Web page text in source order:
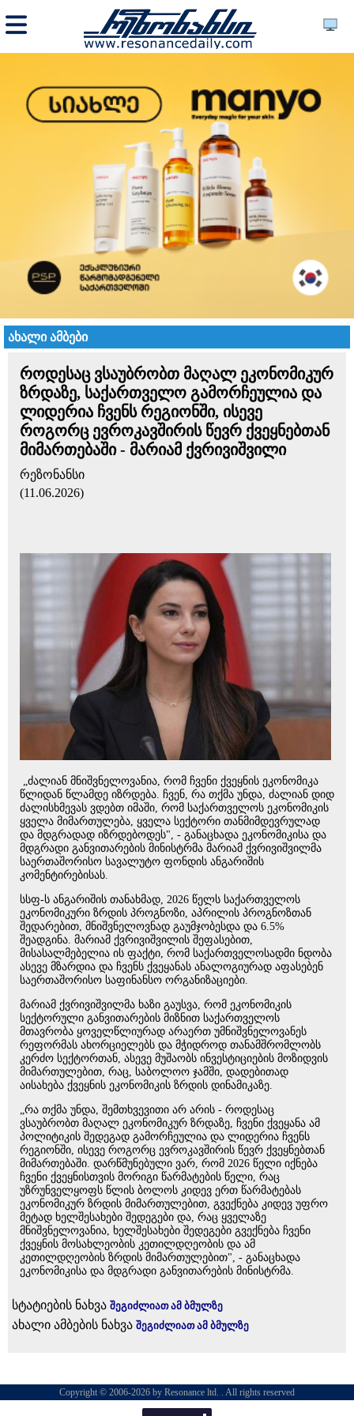
ახალი ამბები
როდესაც ვსაუბრობთ მაღალ ეკონომიკურ
ზრდაზე, საქართველო გამორჩეულია და
ლიდერია ჩვენს რეგიონში, ისევე
როგორც ევროკავშირის წევრ ქვეყნებთან
მიმართებაში - მარიამ ქვრივიშვილი
რეზონანსი
(11.06.2026)
„ძალიან მნიშვნელოვანია, რომ ჩვენი ქვეყნის ეკონომიკა
წლიდან წლამდე იზრდება. ჩვენ, რა თქმა უნდა, ძალიან დიდ
ძალისხმევას ვდებთ იმაში, რომ საქართველოს ეკონომიკის
ყველა მიმართულება, ყველა სექტორი თანმიმდევრულად
და მდგრადად იზრდებოდეს", - განაცხადა ეკონომიკისა და
მდგრადი განვითარების მინისტრმა მარიამ ქვრივიშვილმა
საერთაშორისო სავალუტო ფონდის ანგარიშის
კომენტირებისას.
სსფ-ს ანგარიშის თანახმად, 2026 წელს საქართველოს
ეკონომიკური ზრდის პროგნოზი, აპრილის პროგნოზთან
შედარებით, მნიშვნელოვნად გაუმჯობესდა და 6.5%
შეადგინა. მარიამ ქვრივიშვილის შეფასებით,
მისასალმებელია ის ფაქტი, რომ საქართველოსადმი ნდობა
ასევე მზარდია და ჩვენს ქვეყანას ანალოგიურად აფასებენ
საერთაშორისო საფინანსო ორგანიზაციები.
მარიამ ქვრივიშვილმა ხაზი გაუსვა, რომ ეკონომიკის
სექტორული განვითარების მიზნით საქართველოს
მთავრობა ყოველწლიურად არაერთ უმნიშვნელოვანეს
რეფორმას ახორციელებს და მჭიდროდ თანამშრომლობს
კერძო სექტორთან, ასევე მუშაობს ინვესტიციების მოზიდვის
მიმართულებით, რაც, საბოლოო ჯამში, დადებითად
აისახება ქვეყნის ეკონომიკის ზრდის დინამიკაზე.
„რა თქმა უნდა, შემთხვევითი არ არის - როდესაც
ვსაუბრობთ მაღალ ეკონომიკურ ზრდაზე, ჩვენი ქვეყანა ამ
პოლიტიკის შედეგად გამორჩეულია და ლიდერია ჩვენს
რეგიონში, ისევე როგორც ევროკავშირის წევრ ქვეყნებთან
მიმართებაში. დარწმუნებული ვარ, რომ 2026 წელი იქნება
ჩვენი ქვეყნისთვის მორიგი წარმატების წელი, რაც
უზრუნველყოფს წლის ბოლოს კიდევ ერთ წარმატებას
ეკონომიკურ ზრდის მიმართულებით, გვექნება კიდევ უფრო
მეტად ხელშესახები შედეგები და, რაც ყველაზე
მნიშვნელოვანია, ხელშესახები შედეგები გვექნება ჩვენი
ქვეყნის მოსახლეობის კეთილდღეობის და ამ
კეთილდღეობის ზრდის მიმართულებით", - განაცხადა
ეკონომიკისა და მდგრადი განვითარების მინისტრმა.
სტატიების ნახვა შეგიძლიათ ამ ბმულზე
ახალი ამბების ნახვა შეგიძლიათ ამ ბმულზე
Copyright © 2006-2026 by Resonance ltd. . All rights reserved